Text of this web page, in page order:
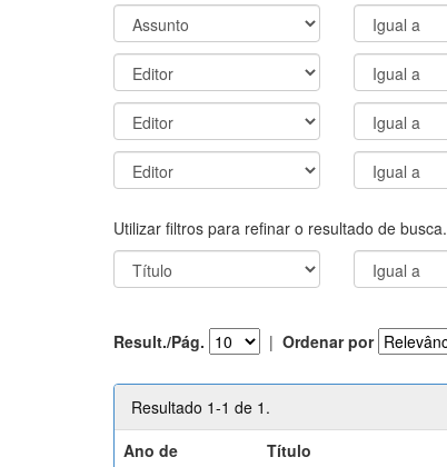
Utilizar filtros para refinar o resultado de busca.
Result./Pág. | Ordenar por
Resultado 1-1 de 1.
Ano de
Título